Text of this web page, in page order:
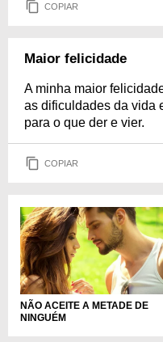
COPIAR
Maior felicidade
A minha maior
as dificuldades da vida
para o que der e vier.
COPIAR
NÃO ACEITE A METADE DE
NINGUÉM